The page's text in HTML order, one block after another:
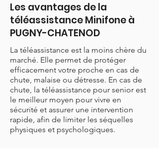
Les avantages de la
téléassistance Minifone à
PUGNY-CHATENOD
La téléassistance est la moins chère du
marché. Elle permet de protéger
efficacement votre proche en cas de
chute, malaise ou détresse. En cas de
chute, la téléassistance pour senior est
le meilleur moyen pour vivre en
sécurité et assurer une intervention
rapide, afin de limiter les séquelles
physiques et psychologiques.